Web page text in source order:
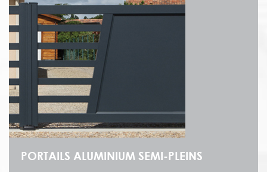
PORTAILS ALUMINIUM SEMI-PLEINS